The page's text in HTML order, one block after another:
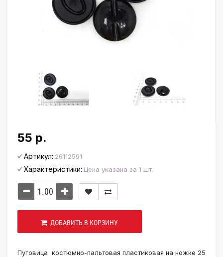
55 р.
Артикул: 26112591
Характеристики: Цена указана за 1 шт.
ДОБАВИТЬ В КОРЗИНУ
Пуговица костюмно-пальтовая пластиковая на ножке 25